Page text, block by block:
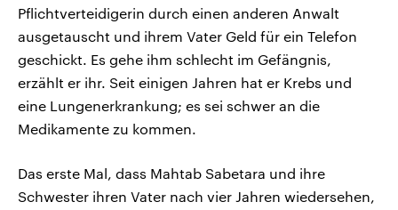
Pflichtverteidigerin durch einen anderen Anwalt
ausgetauscht und ihrem Vater Geld für ein Telefon
geschickt. Es gehe ihm schlecht im Gefängnis,
erzählt er ihr. Seit einigen Jahren hat er Krebs und
eine Lungenerkrankung; es sei schwer an die
Medikamente zu kommen.
Das erste Mal, dass Mahtab Sabetara und ihre
Schwester ihren Vater nach vier Jahren wiedersehen,